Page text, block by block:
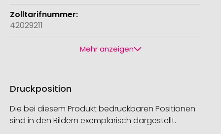
42029211
Mehr anzeigen
Druckposition
Die bei diesem Produkt bedruckbaren Positionen
sind in den Bildern exemplarisch dargestellt.